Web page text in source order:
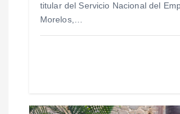
a
titular del Servicio Nacional del
Morelos,…